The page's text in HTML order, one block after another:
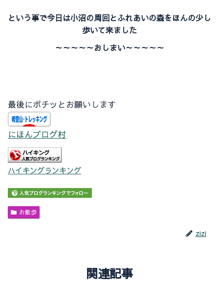
という事で今日は小沼の周回とふれあいの森をほんの少し
歩いて来ました
～～～～～おしまい～～～～～
最後にポチッとお願いします
にほんブログ村
ハイキングランキング
お散歩
zizi
関連記事